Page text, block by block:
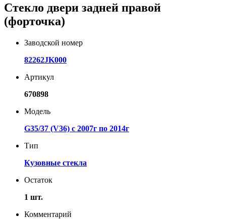
Стекло двери задней правой
(форточка)
Заводской номер
82262JK000
Артикул
670898
Модель
G35/37 (V36) с 2007г по 2014г
Тип
Кузовные стекла
Остаток
1 шт.
Комментарий